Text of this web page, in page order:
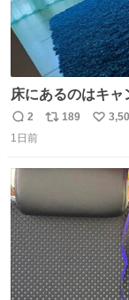
床にあるのはキ
同等の重さだそう
くなった人の一部
術館
返
信
2
リ
189
い
1日前